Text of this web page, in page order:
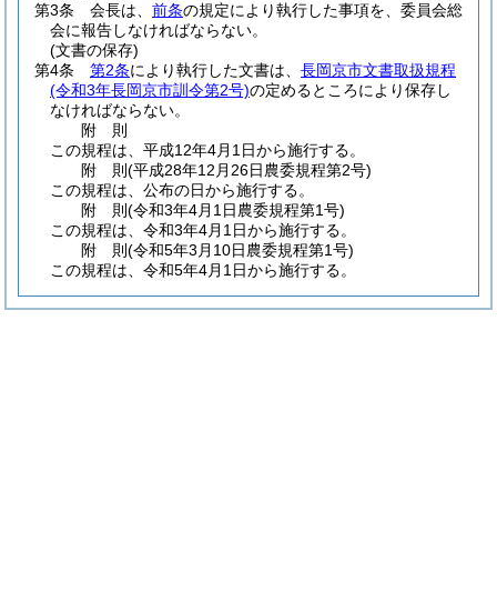
第3条
会長は、 前条の規定により執行した事項を、委員会総
会に報告しなければならない。
(文書の保存)
第4条
第2条により執行した文書は、 長岡京市文書取扱規程
(令和3年長岡京市訓令第2号)の定めるところにより保存し
なければならない。
附 則
この規程は、平成12年4月1日から施行する。
附 則(平成28年12月26日農委規程第2号)
この規程は、公布の日から施行する。
附 則(令和3年4月1日農委規程第1号)
この規程は、令和3年4月1日から施行する。
附 則(令和5年3月10日農委規程第1号)
この規程は、令和5年4月1日から施行する。